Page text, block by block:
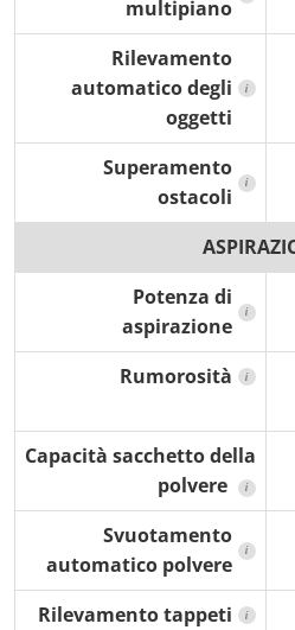
multipiano
Rilevamento
automatico degli
oggetti
i
Superamento
ostacoli
i
Potenza di
aspirazione
i
Rumorosità i
Capacità sacchetto della
polvere
i
Svuotamento
automatico polvere
i
Rilevamento tappeti i